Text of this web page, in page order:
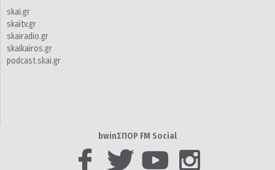
skai.gr
skaitv.gr
skairadio.gr
skaikairos.gr
podcast.skai.gr
bwinΣΠΟΡ FM Social